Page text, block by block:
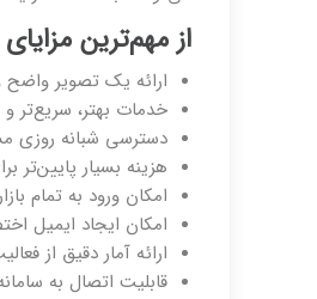
از مهم‌ترین
ارائه یک تصویر واضح
خدمات بهتر، سریع‌تر و
دسترسی شبانه روزی
هزینه بسیار پایین‌تر
امکان ورود به تمام
امکان ایجاد ایمیل
ارائه آمار دقیق از
قابلیت اتصال به